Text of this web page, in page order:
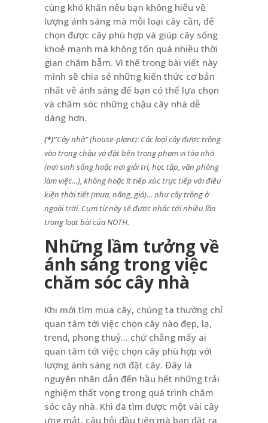
cùng khó khăn nếu bạn không hiểu về
lượng ánh sáng mà mỗi loại cây cần, để
chọn được cây phù hợp và giúp cây sống
khoẻ mạnh mà không tốn quá nhiều thời
gian chăm bẵm. Vì thế trong bài viết này
mình sẽ chia sẻ những kiến thức cơ bản
nhất về ánh sáng để bạn có thể lựa chọn
và chăm sóc những chậu cây nhà dễ
dàng hơn.
(*)”Cây nhà” (house-plant): Các loại cây được trồng
vào trong chậu và đặt bên trong phạm vi tòa nhà
(nơi sinh sống hoặc nơi giải trí, học tập, văn phòng
làm việc…), không hoặc ít tiếp xúc trực tiếp với điều
kiện thời tiết (mưa, nắng, gió)… như cây trồng ở
ngoài trời. Cụm từ này sẽ được nhắc tới nhiều lần
trong loạt bài của NOTH.
Những lầm tưởng về
ánh sáng trong việc
chăm sóc cây nhà
Khi mới tìm mua cây, chúng ta thường chỉ
quan tâm tới việc chọn cây nào đẹp, lạ,
trend, phong thuỷ… chứ chẳng mấy ai
quan tâm tới việc chọn cây phù hợp với
lượng ánh sáng nơi đặt cây. Đây là
nguyên nhân dẫn đến hầu hết những trải
nghiệm thất vọng trong quá trình chăm
sóc cây nhà. Khi đã tìm được một vài cây
ưng mắt, câu hỏi đầu tiên mà bạn đặt ra